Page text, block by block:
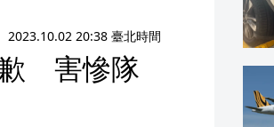
2023.10.02 20:38 臺北時間
歉 害慘隊